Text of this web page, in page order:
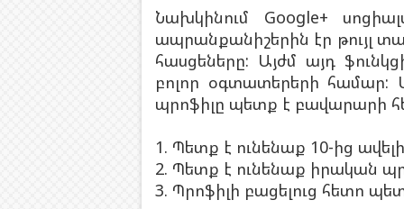
Նախկինում Google+
ապրանքանիշերին էր թույլ
հասցեները: Այժմ այդ
բոլոր օգտատերերի համար:
պրոֆիլը պետք է բավարարի
1. Պետք է ունենաք 10-ից
2. Պետք է ունենաք իրական
3. Պրոֆիլի բացելուց հետո